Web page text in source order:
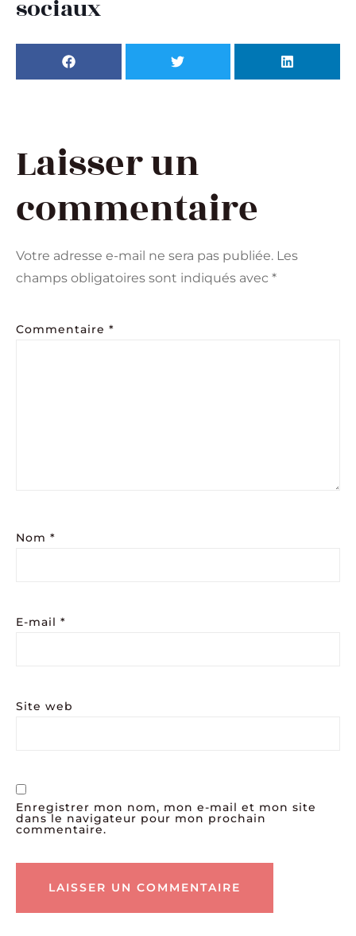
sociaux
Laisser un
commentaire
Votre adresse e-mail ne sera pas publiée. Les
champs obligatoires sont indiqués avec *
Commentaire *
Nom *
E-mail *
Site web
Enregistrer mon nom, mon e-mail et mon site
dans le navigateur pour mon prochain
commentaire.